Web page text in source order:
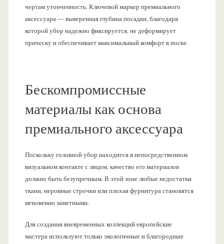
чертам утонченность. Ключевой маркер премиального
аксессуара — выверенная глубина посадки, благодаря
которой убор надежно фиксируется, не деформирует
прическу и обеспечивает максимальный комфорт в носке.
Бескомпромиссные
материалы как основа
премиального аксессуара
Поскольку головной убор находится в непосредственном
визуальном контакте с лицом, качество его материалов
должно быть безупречным. В этой зоне любые недостатки
ткани, неровные строчки или плохая фурнитура становятся
мгновенно заметными.
Для создания вневременных коллекций европейские
мастера используют только экологичные и благородные